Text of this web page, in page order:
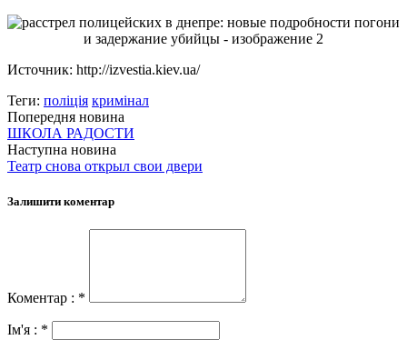
Источник: http://izvestia.kiev.ua/
Теги: поліція кримінал
Попередня новина
ШКОЛА РАДОСТИ
Наступна новина
Театр снова открыл свои двери
Залишити коментар
Коментар : *
Ім'я : *